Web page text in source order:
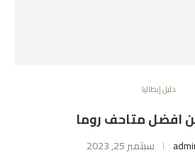
دليل إيطاليا
سبتمبر 25, 2023